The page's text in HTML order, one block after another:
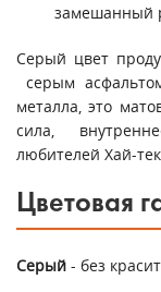
замешанный
Серый цвет
серым
металла, это
сила,
любителей Хай-
Цветовая
Серый - без